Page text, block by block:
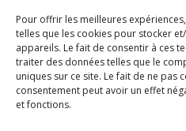
Pour offrir les meilleures
telles que les cookies pour stocker
appareils. Le fait de consentir à ces
traiter des données telles que le
uniques sur ce site. Le fait de ne pas
consentement peut avoir un effet
et fonctions.
Protection des lanceurs
Affaires emblématiques
Etat de droit et démocratie
ACCOMPAGNER